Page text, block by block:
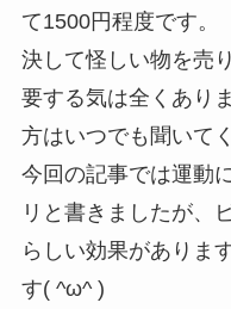
て1500円程度です。
決して怪しい物を売
要する気は全くあり
方はいつでも聞いて
今回の記事では運動
リと書きましたが、
らしい効果がありま
す( ^ω^ )